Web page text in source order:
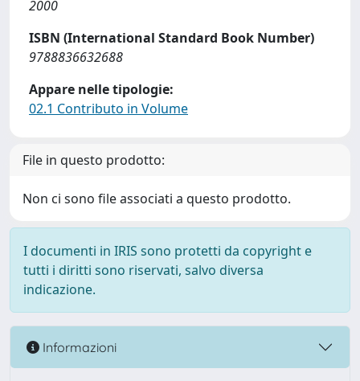
2000
ISBN (International Standard Book Number)
9788836632688
Appare nelle tipologie:
02.1 Contributo in Volume
File in questo prodotto:
Non ci sono file associati a questo prodotto.
I documenti in IRIS sono protetti da copyright e
tutti i diritti sono riservati, salvo diversa
indicazione.
Informazioni